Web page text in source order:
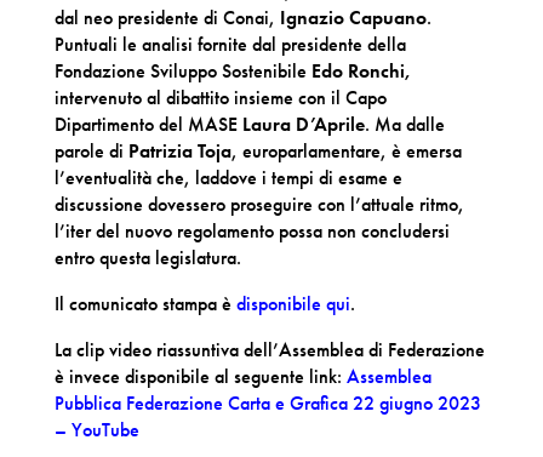
dal neo presidente di Conai, Ignazio Capuano.
Puntuali le analisi fornite dal presidente della
Fondazione Sviluppo Sostenibile Edo Ronchi,
intervenuto al dibattito insieme con il Capo
Dipartimento del MASE Laura D’Aprile. Ma dalle
parole di Patrizia Toja, europarlamentare, è emersa
l’eventualità che, laddove i tempi di esame e
discussione dovessero proseguire con l’attuale ritmo,
l’iter del nuovo regolamento possa non concludersi
entro questa legislatura.
Il comunicato stampa è disponibile qui.
La clip video riassuntiva dell’Assemblea di Federazione
è invece disponibile al seguente link: Assemblea
Pubblica Federazione Carta e Grafica 22 giugno 2023
– YouTube